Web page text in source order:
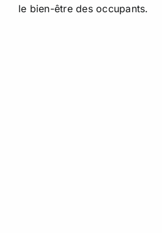
le bien-être des occupants.